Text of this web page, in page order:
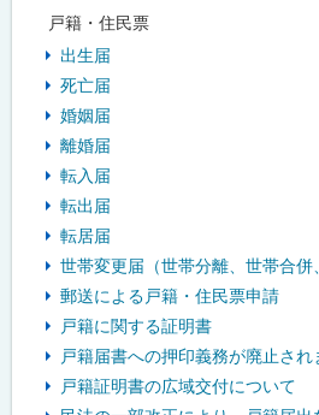
戸籍・住民票
出生届
死亡届
婚姻届
離婚届
転入届
転出届
転居届
世帯変更届（世帯分離、世帯合併
郵送による戸籍・住民票申請
戸籍に関する証明書
戸籍届書への押印義務が廃止され
戸籍証明書の広域交付について